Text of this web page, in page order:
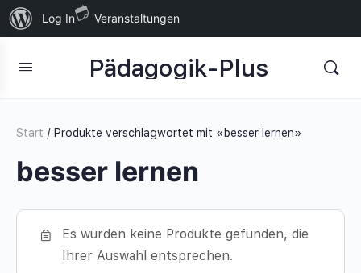
Über
WordPress
Log In Veranstaltungen
Pädagogik-Plus
Start / Produkte verschlagwortet mit «besser lernen»
besser lernen
Es wurden keine Produkte gefunden, die
Ihrer Auswahl entsprechen.